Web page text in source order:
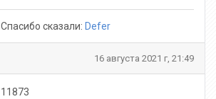
Спасибо сказали: Defer
16 августа 2021 г, 21:49
11873